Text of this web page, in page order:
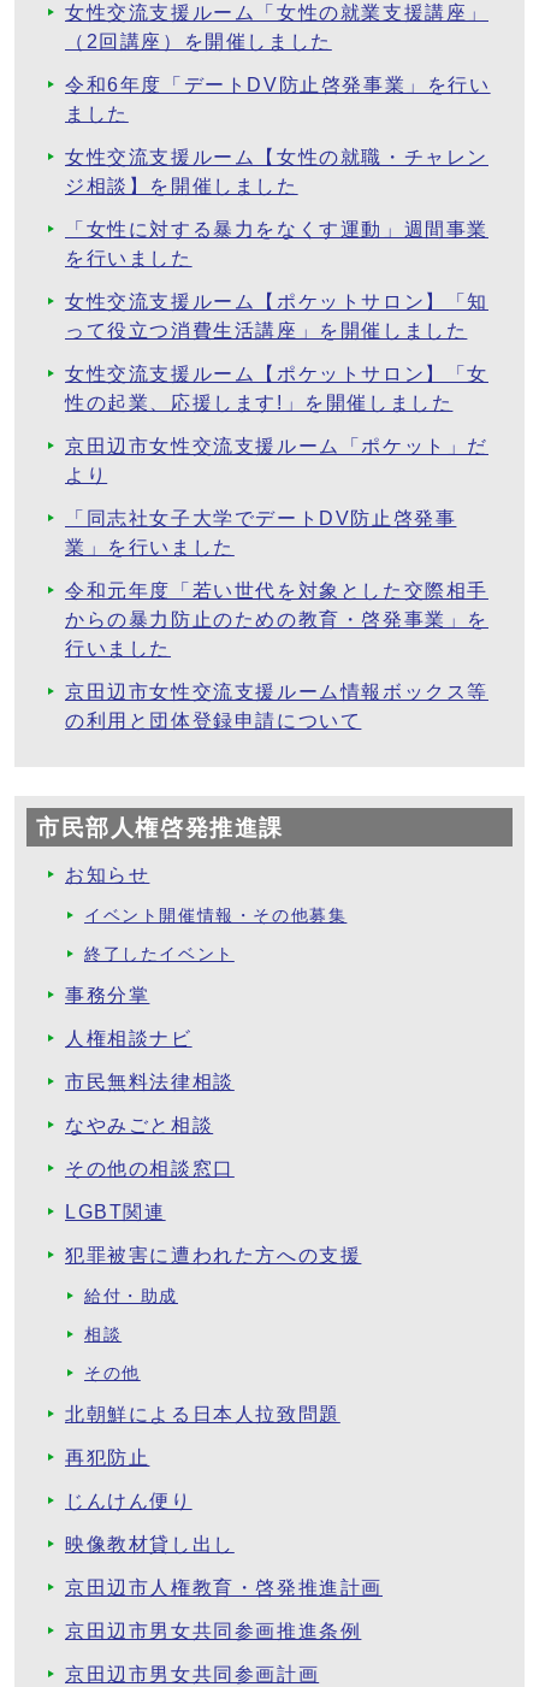
女性交流支援ルーム「女性の就業支援講座」
（2回講座）を開催しました
令和6年度「デートDV防止啓発事業」を行い
ました
女性交流支援ルーム【女性の就職・チャレン
ジ相談】を開催しました
「女性に対する暴力をなくす運動」週間事業
を行いました
女性交流支援ルーム【ポケットサロン】「知
って役立つ消費生活講座」を開催しました
女性交流支援ルーム【ポケットサロン】「女
性の起業、応援します!」を開催しました
京田辺市女性交流支援ルーム「ポケット」だ
より
「同志社女子大学でデートDV防止啓発事
業」を行いました
令和元年度「若い世代を対象とした交際相手
からの暴力防止のための教育・啓発事業」を
行いました
京田辺市女性交流支援ルーム情報ボックス等
の利用と団体登録申請について
市民部人権啓発推進課
お知らせ
イベント開催情報・その他募集
終了したイベント
事務分掌
人権相談ナビ
市民無料法律相談
なやみごと相談
その他の相談窓口
LGBT関連
犯罪被害に遭われた方への支援
給付・助成
相談
その他
北朝鮮による日本人拉致問題
再犯防止
じんけん便り
映像教材貸し出し
京田辺市人権教育・啓発推進計画
京田辺市男女共同参画推進条例
京田辺市男女共同参画計画